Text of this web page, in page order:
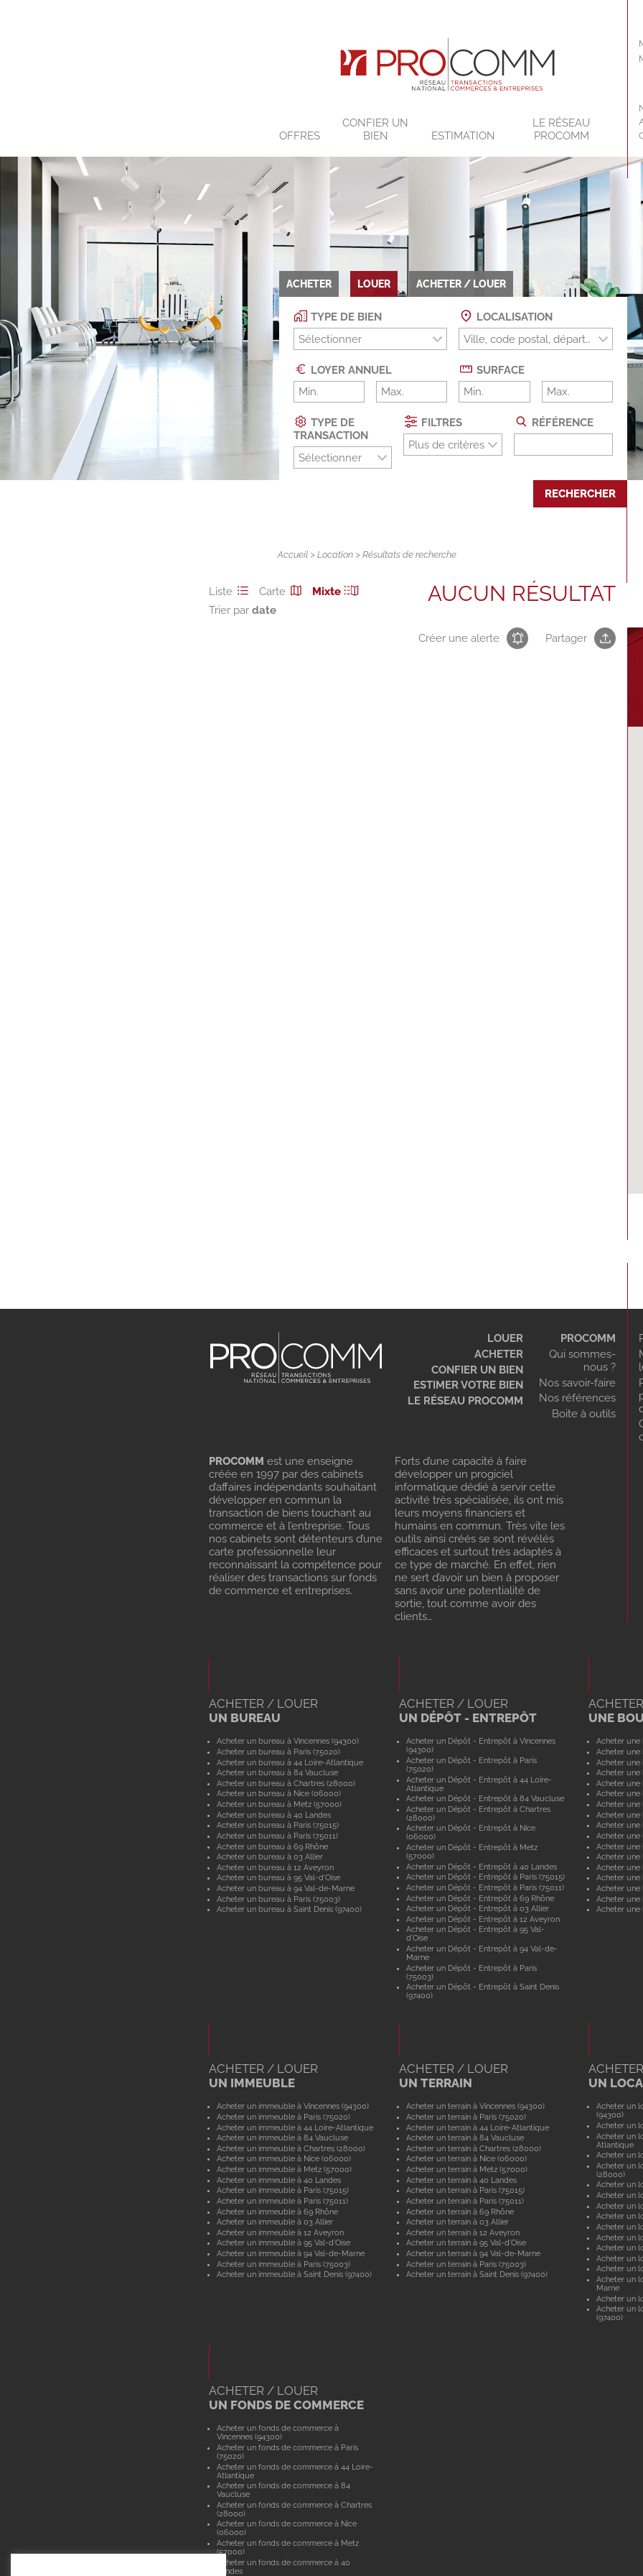
OFFRES
CONFIER UN
BIEN
ESTIMATION
LE RÉSEAU
PROCOMM
ACHETER LOUER ACHETER / LOUER
TYPE DE BIEN
Sélectionner
LOCALISATION
LOYER ANNUEL SURFACE
TYPE DE
TRANSACTION
Sélectionner
FILTRES
Plus de critères
RÉFÉRENCE
RECHERCHER
Accueil >Location > Résultats de recherche
Liste Carte
Mixte
Trier par
AUCUN RÉSULTAT
Créer une alerte Partager
LOUER
ACHETER
CONFIER UN BIEN
ESTIMER VOTRE BIEN
LE RÉSEAU PROCOMM
PROCOMM
Qui sommes-
nous ?
Nos savoir-faire
Nos références
Boite à outils
PROCOMM est une enseigne
créée en 1997 par des cabinets
d’affaires indépendants souhaitant
développer en commun la
transaction de biens touchant au
commerce et à l’entreprise. Tous
nos cabinets sont détenteurs d’une
carte professionnelle leur
reconnaissant la compétence pour
réaliser des transactions sur fonds
de commerce et entreprises.
Forts d’une capacité à faire
développer un progiciel
informatique dédié à servir cette
activité très spécialisée, ils ont mis
leurs moyens financiers et
humains en commun. Très vite les
outils ainsi créés se sont révélés
efficaces et surtout très adaptés à
ce type de marché. En effet, rien
ne sert d’avoir un bien à proposer
sans avoir une potentialité de
sortie, tout comme avoir des
clients…
ACHETER / LOUER
UN BUREAU
Acheter un bureau à Vincennes (94300)
Acheter un bureau à Paris (75020)
Acheter un bureau à 44 Loire-Atlantique
Acheter un bureau à 84 Vaucluse
Acheter un bureau à Chartres (28000)
Acheter un bureau à Nice (06000)
Acheter un bureau à Metz (57000)
Acheter un bureau à 40 Landes
Acheter un bureau à Paris (75015)
Acheter un bureau à Paris (75011)
Acheter un bureau à 69 Rhône
Acheter un bureau à 03 Allier
Acheter un bureau à 12 Aveyron
Acheter un bureau à 95 Val-d'Oise
Acheter un bureau à 94 Val-de-Marne
Acheter un bureau à Paris (75003)
Acheter un bureau à Saint Denis (97400)
ACHETER / LOUER
UN DÉPÔT - ENTREPÔT
Acheter un Dépôt - Entrepôt à Vincennes
(94300)
Acheter un Dépôt - Entrepôt à Paris
(75020)
Acheter un Dépôt - Entrepôt à 44 Loire-
Atlantique
Acheter un Dépôt - Entrepôt à 84 Vaucluse
Acheter un Dépôt - Entrepôt à Chartres
(28000)
Acheter un Dépôt - Entrepôt à Nice
(06000)
Acheter un Dépôt - Entrepôt à Metz
(57000)
Acheter un Dépôt - Entrepôt à 40 Landes
Acheter un Dépôt - Entrepôt à Paris (75015)
Acheter un Dépôt - Entrepôt à Paris (75011)
Acheter un Dépôt - Entrepôt à 69 Rhône
Acheter un Dépôt - Entrepôt à 03 Allier
Acheter un Dépôt - Entrepôt à 12 Aveyron
Acheter un Dépôt - Entrepôt à 95 Val-
d'Oise
Acheter un Dépôt - Entrepôt à 94 Val-de-
Marne
Acheter un Dépôt - Entrepôt à Paris
(75003)
Acheter un Dépôt - Entrepôt à Saint Denis
(97400)
UNE
Acheter une
Acheter une
Acheter
Acheter une
Acheter une
Acheter
Acheter une
Acheter une
Acheter une
Acheter une
Acheter une
Acheter une
Acheter une
Acheter une
Acheter une
Acheter une
Acheter une
ACHETER / LOUER
UN IMMEUBLE
Acheter un immeuble à Vincennes (94300)
Acheter un immeuble à Paris (75020)
Acheter un immeuble à 44 Loire-Atlantique
Acheter un immeuble à 84 Vaucluse
Acheter un immeuble à Chartres (28000)
Acheter un immeuble à Nice (06000)
Acheter un immeuble à Metz (57000)
Acheter un immeuble à 40 Landes
Acheter un immeuble à Paris (75015)
Acheter un immeuble à Paris (75011)
Acheter un immeuble à 69 Rhône
Acheter un immeuble à 03 Allier
Acheter un immeuble à 12 Aveyron
Acheter un immeuble à 95 Val-d'Oise
Acheter un immeuble à 94 Val-de-Marne
Acheter un immeuble à Paris (75003)
Acheter un immeuble à Saint Denis (97400)
ACHETER / LOUER
UN TERRAIN
Acheter un terrain à Vincennes (94300)
Acheter un terrain à Paris (75020)
Acheter un terrain à 44 Loire-Atlantique
Acheter un terrain à 84 Vaucluse
Acheter un terrain à Chartres (28000)
Acheter un terrain à Nice (06000)
Acheter un terrain à Metz (57000)
Acheter un terrain à 40 Landes
Acheter un terrain à Paris (75015)
Acheter un terrain à Paris (75011)
Acheter un terrain à 69 Rhône
Acheter un terrain à 03 Allier
Acheter un terrain à 12 Aveyron
Acheter un terrain à 95 Val-d'Oise
Acheter un terrain à 94 Val-de-Marne
Acheter un terrain à Paris (75003)
Acheter un terrain à Saint Denis (97400)
UN
Acheter un
(94300)
Acheter un
Acheter un
Atlantique
Acheter un
Acheter un
(28000)
Acheter un
Acheter un
Acheter un
Acheter un
Acheter un
Acheter un
Acheter un
Acheter un
Acheter un
Acheter un
Marne
Acheter un
Acheter un
(97400)
ACHETER / LOUER
UN FONDS DE COMMERCE
Acheter un fonds de commerce à
Vincennes (94300)
Acheter un fonds de commerce à Paris
(75020)
Acheter un fonds de commerce à 44 Loire-
Atlantique
Acheter un fonds de commerce à 84
Vaucluse
Acheter un fonds de commerce à Chartres
(28000)
Acheter un fonds de commerce à Nice
(06000)
Acheter un fonds de commerce à Metz
(57000)
Acheter un fonds de commerce à 40
Landes